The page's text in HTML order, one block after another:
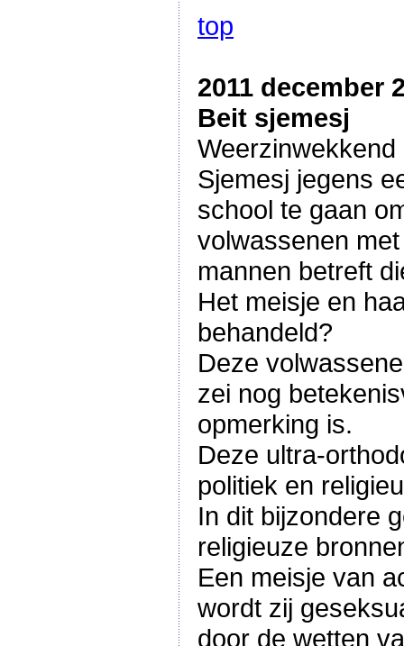
top
2011 december
Beit sjemesj
Sjemesj jegens
school te gaan
volwassenen
mannen betreft
Het meisje en
behandeld?
Deze
zei nog
opmerking is.
Deze ultra-
politiek en
In dit bijzondere
religieuze
Een meisje van
wordt zij
door de wetten